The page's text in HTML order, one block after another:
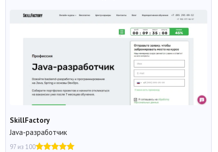
SkillFactory
Java-разработчик
97 из 100